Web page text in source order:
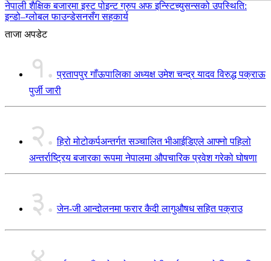
नेपाली शैक्षिक बजारमा इस्ट पोइन्ट ग्रुप अफ इन्स्टिच्युसन्सको उपस्थिति:
इन्डो–ग्लोबल फाउन्डेसनसँग सहकार्य
ताजा अपडेट
१. प्रतापपुर गाँऊपालिका अध्यक्ष उमेश चन्द्र यादव विरुद्ध पक्राऊ
पुर्जी जारी
२. हिरो मोटोकर्पअन्तर्गत सञ्चालित भीआईडिएले आफ्नो पहिलो
अन्तर्राष्ट्रिय बजारका रूपमा नेपालमा औपचारिक प्रवेश गरेको घोषणा
३. जेन-जी आन्दोलनमा फरार कैदी लागुऔषध सहित पक्राउ